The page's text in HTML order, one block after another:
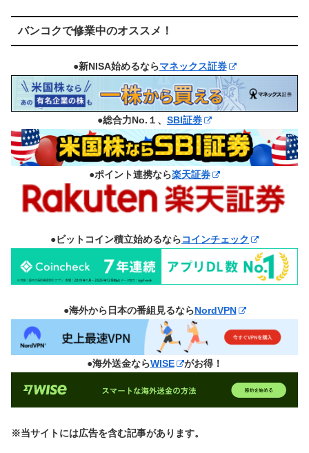
バンコクで修業中のオススメ！
●新NISA始めるならマネックス証券
●総合力No.１、 SBI証券
●ポイント連携なら楽天証券
●ビットコイン積立始めるならコインチェック
●海外から日本の番組見るならNordVPN
●海外送金ならWISE がお得！
※当サイトには広告を含む記事があります。